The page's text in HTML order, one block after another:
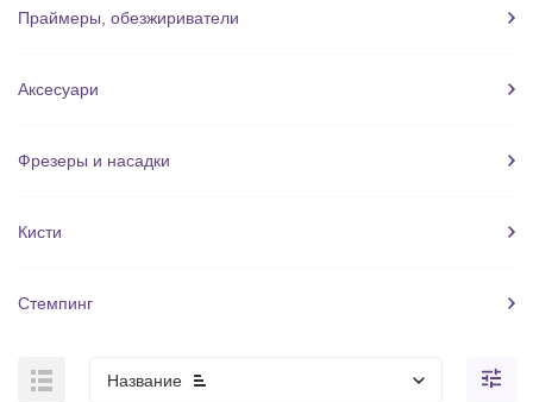
Праймеры, обезжириватели
Аксесуари
Фрезеры и насадки
Кисти
Стемпинг
Название